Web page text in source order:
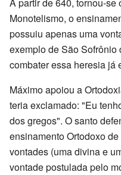
A partir de 640, tornou-
Monotelismo, o
possuiu apenas uma
exemplo de São
combater essa heresia já
Máximo apoiou a
teria exclamado: "Eu
dos gregos". O santo
ensinamento Ortodoxo
vontades (uma divina e
vontade postulada pelo